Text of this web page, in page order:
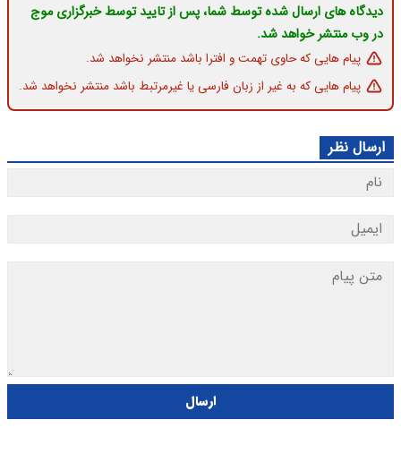
دیدگاه های ارسال شده توسط شما، پس از تایید توسط خبرگزاری موج
در وب منتشر خواهد شد.
پیام هایی که حاوی تهمت و افترا باشد منتشر نخواهد شد.
پیام هایی که به غیر از زبان فارسی یا غیرمرتبط باشد منتشر نخواهد شد.
ارسال نظر
ارسال